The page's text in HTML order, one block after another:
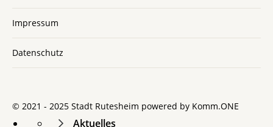
Impressum
Datenschutz
© 2021 - 2025 Stadt Rutesheim powered by Komm.ONE
Aktuelles